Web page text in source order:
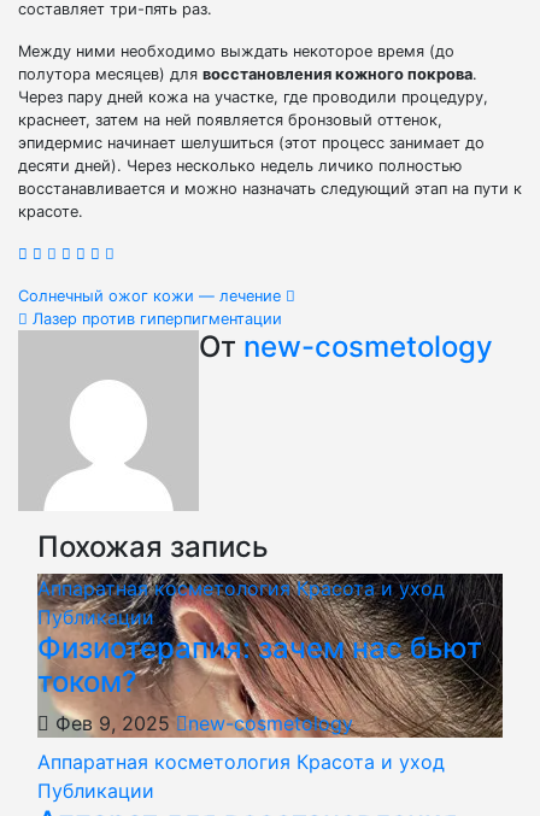
составляет три-пять раз.
Между ними необходимо выждать некоторое время (до
полутора месяцев) для восстановления кожного покрова.
Через пару дней кожа на участке, где проводили процедуру,
краснеет, затем на ней появляется бронзовый оттенок,
эпидермис начинает шелушиться (этот процесс занимает до
десяти дней). Через несколько недель личико полностью
восстанавливается и можно назначать следующий этап на пути к
красоте.
Навигация
записям
Солнечный ожог кожи — лечение
Лазер против гиперпигментации
От new-cosmetology
Похожая запись
Аппаратная косметологияКрасота и уход
Публикации
Физиотерапия: зачем нас бьют
током?
Фев 9, 2025
new-cosmetology
Аппаратная косметология Красота и уход
Публикации